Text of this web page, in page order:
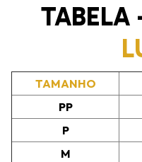
TABELA
TAMANHO
PP
P
M